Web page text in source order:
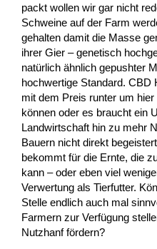
packt wollen wir gar nicht
Schweine auf der Farm
gehalten damit die Masse
ihrer Gier – genetisch
natürlich ähnlich gepushter
hochwertige Standard. CBD
mit dem Preis runter um
können oder es braucht ein
Landwirtschaft hin zu mehr
Bauern nicht direkt
bekommt für die Ernte, die
kann – oder eben viel
Verwertung als Tierfutter.
Stelle endlich auch mal
Farmern zur Verfügung
Nutzhanf fördern?